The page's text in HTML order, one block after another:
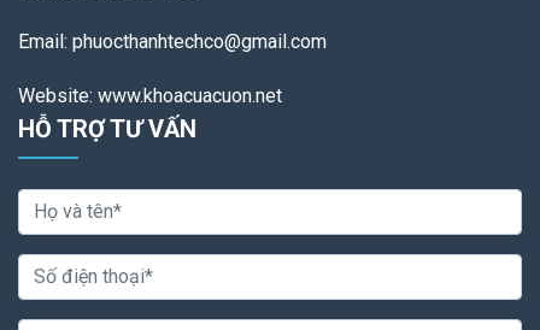
Email: phuocthanhtechco@gmail.com
Website: www.khoacuacuon.net
HỖ TRỢ TƯ VẤN